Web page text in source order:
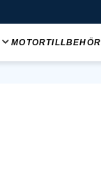
MOTORTILLBEHÖR